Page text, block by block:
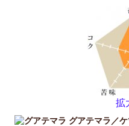
拡
グアテマラ／